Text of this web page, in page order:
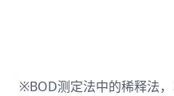
※BOD测定法中的稀释法